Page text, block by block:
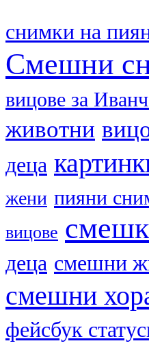
cнимки на
Смешни
вицове за
животни
деца
жени пияни
вицове
деца смешни
смешни
фейсбук